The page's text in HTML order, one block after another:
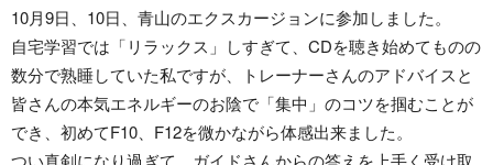
10月9日、10日、青山のエクスカージョンに参加しました。
自宅学習では「リラックス」しすぎて、CDを聴き始めてものの
数分で熟睡していた私ですが、トレーナーさんのアドバイスと
皆さんの本気エネルギーのお陰で「集中」のコツを掴むことが
でき、初めてF10、F12を微かながら体感出来ました。
つい真剣になり過ぎて、ガイドさんからの答えを上手く受け取